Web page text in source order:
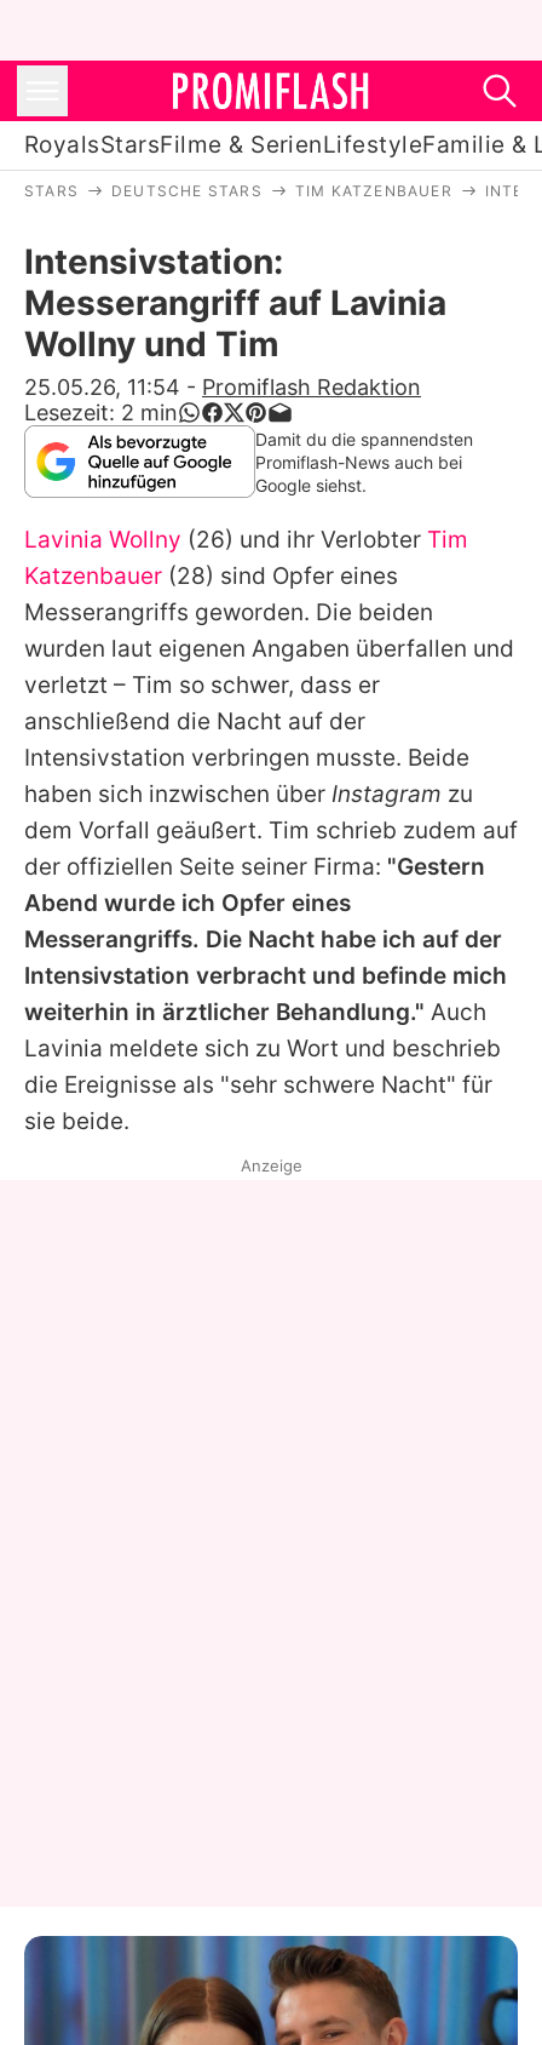
RoyalsStarsFilme & SerienLifestyleFamilie &
Stars
Filme & Serien
Lifestyle
Familie & Liebe
Promiflash Exklusiv
Alle Themen auf Promiflash
Jobs
App runterladen
Team
Redaktionelle Richtlinien
Impressum
Datenschutzerklärung
Nutzungsbedingungen
Utiq verwalten
STARS DEUTSCHE STARS TIM KATZENBAUER
Intensivstation:
Messerangriff auf Lavinia
Wollny und Tim
25.05.26, 11:54 - Promiflash Redaktion
Lesezeit: 2 min
Damit du die spannendsten
Promiflash-News auch bei
Google siehst.
Lavinia Wollny (26) und ihr Verlobter Tim
Katzenbauer (28) sind Opfer eines
Messerangriffs geworden. Die beiden
wurden laut eigenen Angaben überfallen und
verletzt – Tim so schwer, dass er
anschließend die Nacht auf der
Intensivstation verbringen musste. Beide
haben sich inzwischen über Instagram zu
dem Vorfall geäußert. Tim schrieb zudem auf
der offiziellen Seite seiner Firma: "Gestern
Abend wurde ich Opfer eines
Messerangriffs. Die Nacht habe ich auf der
Intensivstation verbracht und befinde mich
weiterhin in ärztlicher Behandlung." Auch
Lavinia meldete sich zu Wort und beschrieb
die Ereignisse als "sehr schwere Nacht" für
sie beide.
Anzeige